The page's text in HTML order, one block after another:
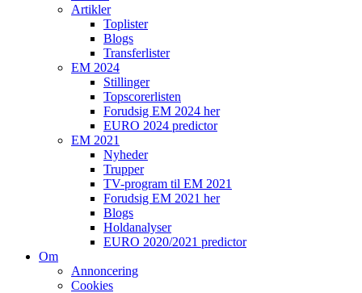
Artikler
Toplister
Blogs
Transferlister
EM 2024
Stillinger
Topscorerlisten
Forudsig EM 2024 her
EURO 2024 predictor
EM 2021
Nyheder
Trupper
TV-program til EM 2021
Forudsig EM 2021 her
Blogs
Holdanalyser
EURO 2020/2021 predictor
Om
Annoncering
Cookies